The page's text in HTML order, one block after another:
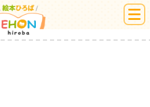
絵本ひろば